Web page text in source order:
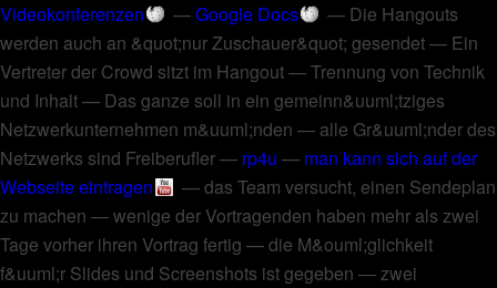
Videokonferenzen
—Google Docs — Die Hangouts
werden auch an &quot;nur Zuschauer&quot; gesendet— Ein
Vertreter der Crowd sitzt im Hangout—Trennung von Technik
und Inhalt— Das ganze soll in ein gemeinn&uuml;tziges
Netzwerkunternehmen m&uuml;nden — alle Gr&uuml;nder des
Netzwerks sind Freiberufler— rp4u — man kann sich auf der
Webseite eintragen
—das Team versucht, einen Sendeplan
zu machen —wenige der Vortragenden haben mehr als zwei
Tage vorher ihren Vortrag fertig —die M&ouml;glichkeit
f&uuml;r Slides und Screenshots ist gegeben —zwei